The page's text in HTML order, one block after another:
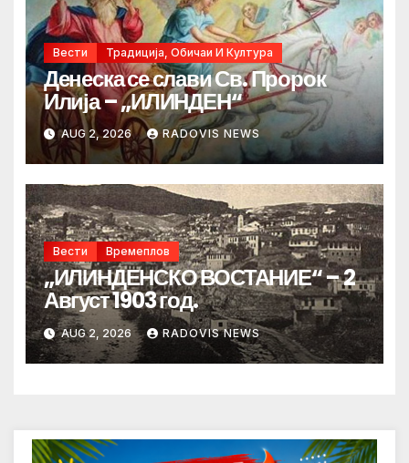
Вести Традиција, Обичаи И Култура
Денеска се слави Св. Пророк
Илија – „ИЛИНДЕН“
AUG 2, 2026 RADOVIS NEWS
Вести Времеплов
„ИЛИНДЕНСКО ВОСТАНИЕ“ – 2
Август 1903 год.
AUG 2, 2026 RADOVIS NEWS